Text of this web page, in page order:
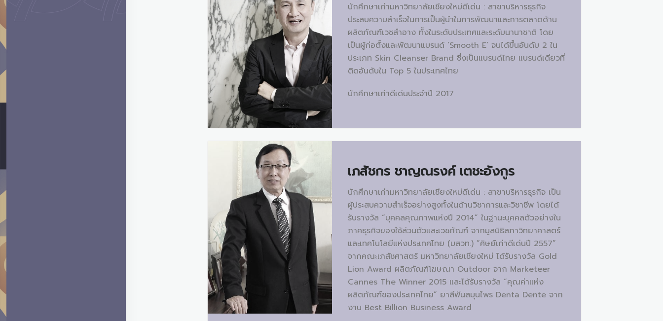
นักศึกษาเก่ามหาวิทยาลัยเชียงใหม่ดีเด่น : สาขาบริหารธุรกิจ
ประสบความสำเร็จในการเป็นผู้นำในการพัฒนาและการตลาดด้าน
ผลิตภัณฑ์เวชสำอาง ทั้งในระดับประเทศและระดับนานาชาติ โดย
เป็นผู้ก่อตั้งและพัฒนาแบรนด์ ‘Smooth E’ จนได้ขึ้นอันดับ 2 ใน
ประเภท Skin Cleanser Brand ซึ่งเป็นแบรนด์ไทย แบรนด์เดียวที่
ติดอันดับใน Top 5 ในประเทศไทย
นักศึกษาเก่าดีเด่นประจำปี 2017
เภสัชกร ชาญณรงค์ เตชะอังกูร
นักศึกษาเก่ามหาวิทยาลัยเชียงใหม่ดีเด่น : สาขาบริหารธุรกิจ เป็น
ผู้ประสบความสำเร็จอย่างสูงทั้งในด้านวิชาการและวิชาชีพ โดยได้
รับรางวัล “บุคคลคุณภาพแห่งปี 2014” ในฐานะบุคคลตัวอย่างใน
ภาคธุรกิจของใช้ส่วนตัวและเวชภัณฑ์ จากมูลนิธิสภาวิทยาศาสตร์
และเทคโนโลยีแห่งประเทศไทย (มสวท.) “ศิษย์เก่าดีเด่นปี 2557”
จากคณะเภสัชศาสตร์ มหาวิทยาลัยเชียงใหม่ ได้รับรางวัล Gold
Lion Award ผลิตภัณฑ์โฆษณา Outdoor จาก Marketeer
Cannes The Winner 2015 และได้รับรางวัล “คุณค่าแห่ง
ผลิตภัณฑ์ของประเทศไทย” ยาสีฟันสมุนไพร Denta Dente จาก
งาน Best Billion Business Award